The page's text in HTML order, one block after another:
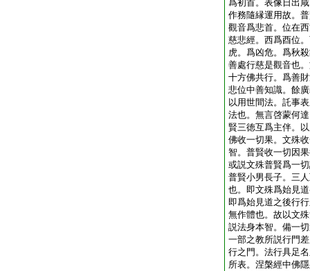
爲初首。表像日出
作務隨縁運用故。
觀音爲悲首。位在
慈悲經。西爲酉位
虎。爲凶危。爲秋
善處行慈是觀音也
十方佛共行。爲善
悲位中善知識。餘
以用世間法。託事
法也。無言啓蒙何
賢三徳互爲主伴。
佛收一切果。文殊
智。普賢收一切因
或説文殊普賢爲一
普賢小男長子。三
也。即文殊爲始見
即爲始見道之後行
無作體也。故以文
説法身本智。備一
一部之教所説行門
行之門。法行具足
所表。涅槃經中佛